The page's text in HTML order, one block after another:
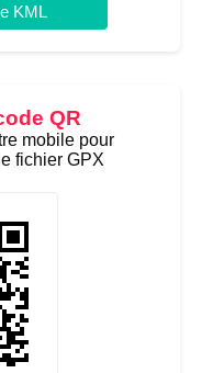
KML
QR
mobile pour
fichier GPX